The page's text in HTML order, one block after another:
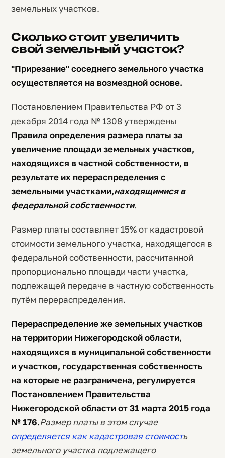
земельных участков.
Сколько стоит увеличить
свой земельный участок?
"Прирезание" соседнего земельного участка
осуществляется на возмездной основе.
Постановлением Правительства РФ от 3
декабря 2014 года № 1308 утверждены
Правила определения размера платы за
увеличение площади земельных участков,
находящихся в частной собственности, в
результате их перераспределения с
земельными участками,находящимися в
федеральной собственности.
Размер платы составляет 15% от кадастровой
стоимости земельного участка, находящегося в
федеральной собственности, рассчитанной
пропорционально площади части участка,
подлежащей передаче в частную собственность
путём перераспределения.
Перераспределение же земельных участков
на территории Нижегородской области,
находящихся в муниципальной собственности
и участков, государственная собственность
на которые не разграничена, регулируется
Постановлением Правительства
Нижегородской области от 31 марта 2015 года
№ 176.Размер платы в этом случае
определяется как кадастровая стоимость
земельного участка подлежащего